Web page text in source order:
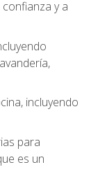
y a
incluyendo
para
es un